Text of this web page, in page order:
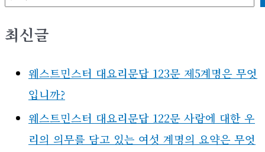
최신글
웨스트민스터 대요리문답 123문 제5계명은 무엇
입니까?
웨스트민스터 대요리문답 122문 사람에 대한 우
리의 의무를 담고 있는 여섯 계명의 요약은 무엇